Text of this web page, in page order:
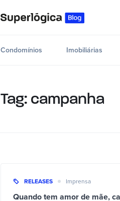
Condomínios Imobiliárias
Tag: campanha
RELEASES Imprensa
Quando tem amor de mãe,